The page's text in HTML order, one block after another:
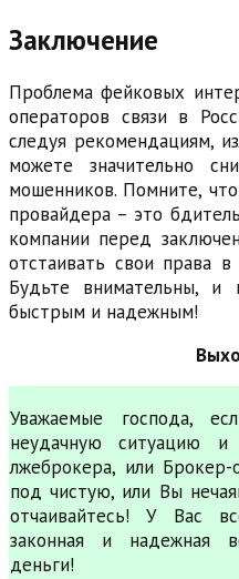
Заключение
Проблема фейковых
операторов связи в
следуя рекомендациям,
можете значительно
мошенников. Помните,
провайдера – это
компании перед
отстаивать свои права в
Будьте внимательны, и
быстрым и надежным!
Уважаемые господа,
неудачную ситуацию
лжеброкера, или
под чистую, или Вы
отчаивайтесь! У Вас
законная и надежная
деньги!